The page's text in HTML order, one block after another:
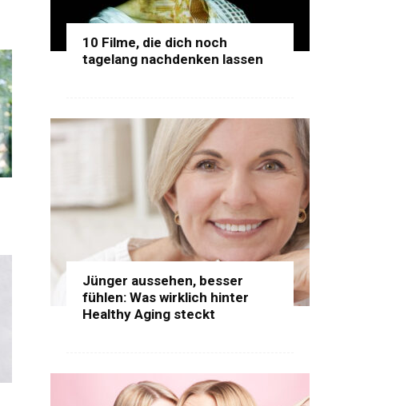
10 Filme, die dich noch
tagelang nachdenken lassen
Jünger aussehen, besser
fühlen: Was wirklich hinter
Healthy Aging steckt